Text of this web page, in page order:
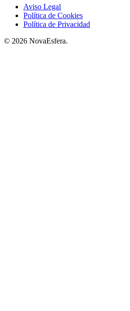
Aviso Legal
Política de Cookies
Política de Privacidad
© 2026 NovaEsfera.